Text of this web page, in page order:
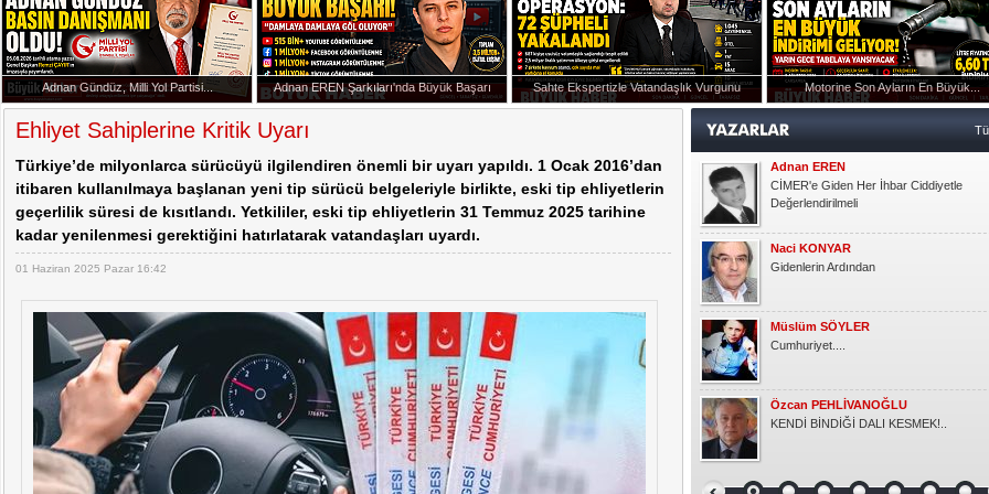
Cem Küçük Soruşturmasında Yeni İddialar
Başkan Erdoğan Anıtkabir'de
20:07 -Adnan Gündüz, Milli Yol Partisi Basın Danışmanlığı Görevine Atandı
Adnan Gündüz, Milli Yol Partisi... Adnan EREN Şarkıları'nda Büyük Başarı Sahte Ekspertizle Vatandaşlık Vurgunu Motorine Son Ayların En Büyük...
Ehliyet Sahiplerine Kritik Uyarı
Türkiye’de milyonlarca sürücüyü ilgilendiren önemli bir uyarı yapıldı. 1 Ocak 2016’dan
itibaren kullanılmaya başlanan yeni tip sürücü belgeleriyle birlikte, eski tip ehliyetlerin
geçerlilik süresi de kısıtlandı. Yetkililer, eski tip ehliyetlerin 31 Temmuz 2025 tarihine
kadar yenilenmesi gerektiğini hatırlatarak vatandaşları uyardı.
01 Haziran 2025 Pazar 16:42
Müslüm SÖYLER
Cumhuriyet....
Özcan PEHLİVANOĞLU
Okşan Yücel
Ruh Eşinden
Semra KAYGUN
Gönlüm
Gündoğdu YILDIRIM
HER ÇOCUK ÖZELDİR!
Kasım KOÇAK
YARIM ELMA